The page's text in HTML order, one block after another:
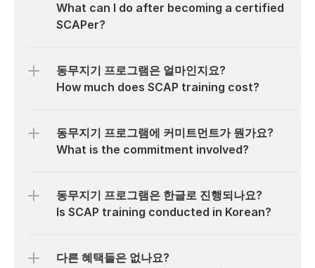
What can I do after becoming a certified
SCAPer?
동무지기 프로그램은 얼마인지요?
How much does SCAP training cost?
동무지기 프로그램에 커미트먼트가 뭔가요?
What is the commitment involved?
동무지기 프로그램은 한글로 진행되나요?
Is SCAP training conducted in Korean?
다른 혜택들은 없나요?